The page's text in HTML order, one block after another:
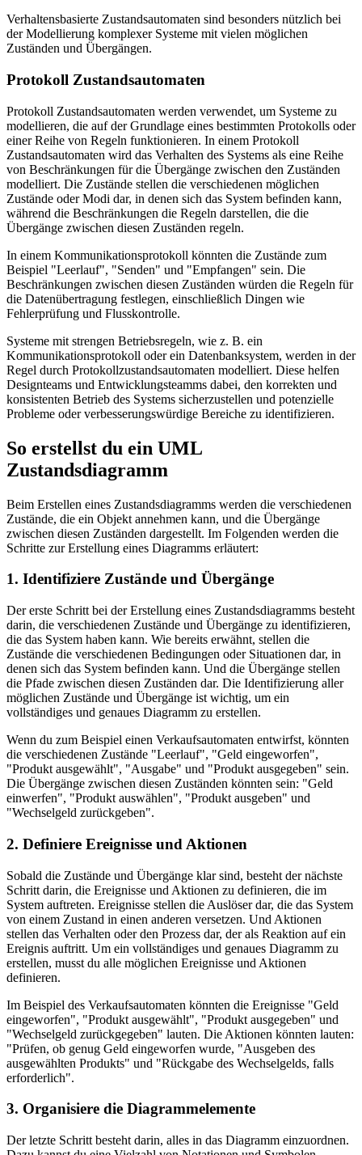
Verhaltensbasierte Zustandsautomaten sind besonders nützlich bei
der Modellierung komplexer Systeme mit vielen möglichen
Zuständen und Übergängen.
Protokoll Zustandsautomaten
Protokoll Zustandsautomaten werden verwendet, um Systeme zu
modellieren, die auf der Grundlage eines bestimmten Protokolls oder
einer Reihe von Regeln funktionieren. In einem Protokoll
Zustandsautomaten wird das Verhalten des Systems als eine Reihe
von Beschränkungen für die Übergänge zwischen den Zuständen
modelliert. Die Zustände stellen die verschiedenen möglichen
Zustände oder Modi dar, in denen sich das System befinden kann,
während die Beschränkungen die Regeln darstellen, die die
Übergänge zwischen diesen Zuständen regeln.
In einem Kommunikationsprotokoll könnten die Zustände zum
Beispiel "Leerlauf", "Senden" und "Empfangen" sein. Die
Beschränkungen zwischen diesen Zuständen würden die Regeln für
die Datenübertragung festlegen, einschließlich Dingen wie
Fehlerprüfung und Flusskontrolle.
Systeme mit strengen Betriebsregeln, wie z. B. ein
Kommunikationsprotokoll oder ein Datenbanksystem, werden in der
Regel durch Protokollzustandsautomaten modelliert. Diese helfen
Designteams und Entwicklungsteamms dabei, den korrekten und
konsistenten Betrieb des Systems sicherzustellen und potenzielle
Probleme oder verbesserungswürdige Bereiche zu identifizieren.
So erstellst du ein UML
Zustandsdiagramm
Beim Erstellen eines Zustandsdiagramms werden die verschiedenen
Zustände, die ein Objekt annehmen kann, und die Übergänge
zwischen diesen Zuständen dargestellt. Im Folgenden werden die
Schritte zur Erstellung eines Diagramms erläutert:
1. Identifiziere Zustände und Übergänge
Der erste Schritt bei der Erstellung eines Zustandsdiagramms besteht
darin, die verschiedenen Zustände und Übergänge zu identifizieren,
die das System haben kann. Wie bereits erwähnt, stellen die
Zustände die verschiedenen Bedingungen oder Situationen dar, in
denen sich das System befinden kann. Und die Übergänge stellen
die Pfade zwischen diesen Zuständen dar. Die Identifizierung aller
möglichen Zustände und Übergänge ist wichtig, um ein
vollständiges und genaues Diagramm zu erstellen.
Wenn du zum Beispiel einen Verkaufsautomaten entwirfst, könnten
die verschiedenen Zustände "Leerlauf", "Geld eingeworfen",
"Produkt ausgewählt", "Ausgabe" und "Produkt ausgegeben" sein.
Die Übergänge zwischen diesen Zuständen könnten sein: "Geld
einwerfen", "Produkt auswählen", "Produkt ausgeben" und
"Wechselgeld zurückgeben".
2. Definiere Ereignisse und Aktionen
Sobald die Zustände und Übergänge klar sind, besteht der nächste
Schritt darin, die Ereignisse und Aktionen zu definieren, die im
System auftreten. Ereignisse stellen die Auslöser dar, die das System
von einem Zustand in einen anderen versetzen. Und Aktionen
stellen das Verhalten oder den Prozess dar, der als Reaktion auf ein
Ereignis auftritt. Um ein vollständiges und genaues Diagramm zu
erstellen, musst du alle möglichen Ereignisse und Aktionen
definieren.
Im Beispiel des Verkaufsautomaten könnten die Ereignisse "Geld
eingeworfen", "Produkt ausgewählt", "Produkt ausgegeben" und
"Wechselgeld zurückgegeben" lauten. Die Aktionen könnten lauten:
"Prüfen, ob genug Geld eingeworfen wurde, "Ausgeben des
ausgewählten Produkts" und "Rückgabe des Wechselgelds, falls
erforderlich".
3. Organisiere die Diagrammelemente
Der letzte Schritt besteht darin, alles in das Diagramm einzuordnen.